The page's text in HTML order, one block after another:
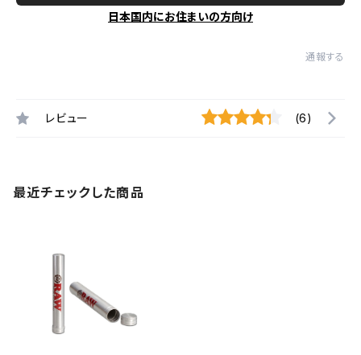
日本国内にお住まいの方向け
通報する
レビュー (6)
最近チェックした商品